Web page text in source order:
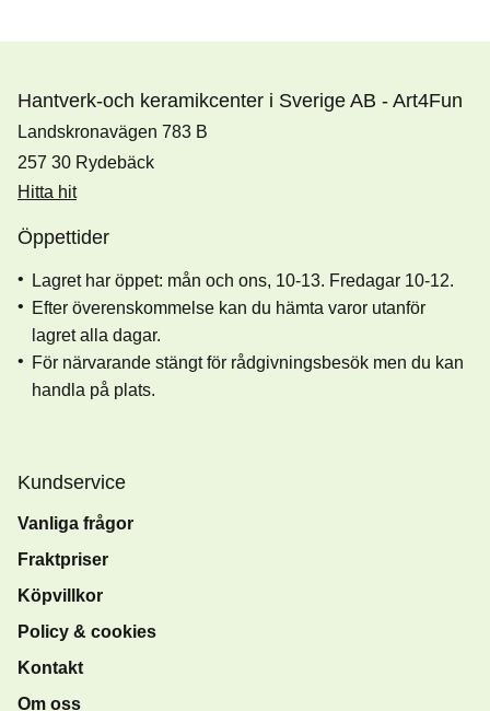
Hantverk-och keramikcenter i Sverige AB - Art4Fun
Landskronavägen 783 B
257 30 Rydebäck
Hitta hit
Öppettider
Lagret har öppet: mån och ons, 10-13. Fredagar 10-12.
Efter överenskommelse kan du hämta varor utanför
lagret alla dagar.
För närvarande stängt för rådgivningsbesök men du kan
handla på plats.
Kundservice
Vanliga frågor
Fraktpriser
Köpvillkor
Policy & cookies
Kontakt
Om oss